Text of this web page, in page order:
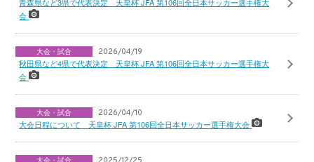
会
大会・試合 2026/04/19
秋田県など4県で代表決定 天皇杯 JFA 第106回全日本サッカー選手権大
会
大会・試合 2026/04/10
大会日程について 天皇杯 JFA 第106回全日本サッカー選手権大会
大会・試合